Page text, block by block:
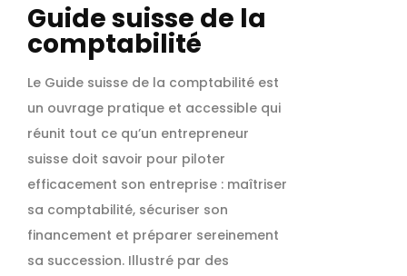
Guide suisse de la
comptabilité
Le Guide suisse de la comptabilité est
un ouvrage pratique et accessible qui
réunit tout ce qu’un entrepreneur
suisse doit savoir pour piloter
efficacement son entreprise : maîtriser
sa comptabilité, sécuriser son
financement et préparer sereinement
sa succession. Illustré par des